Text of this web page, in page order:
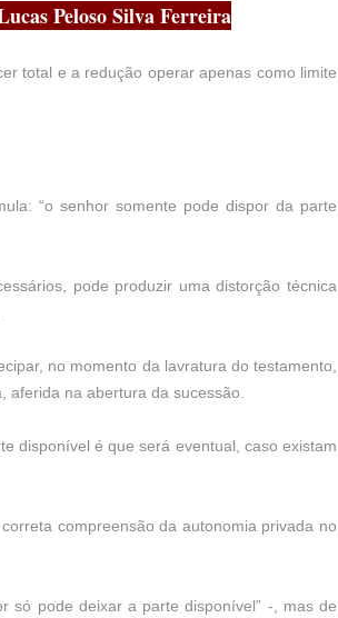
Peloso Silva Ferreira
total e a redução operar apenas como limite
“o senhor somente pode dispor da parte
pode produzir uma distorção técnica
no momento da lavratura do testamento,
na abertura da sucessão.
disponível é que será eventual, caso existam
compreensão da autonomia privada no
só pode deixar a parte disponível” -, mas de